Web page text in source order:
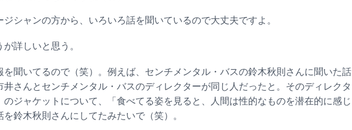
シャンの方から、いろいろ話を聞いているので大丈夫ですよ。
詳しいと思う。
聞いてるので（笑）。例えば、センチメンタル・バスの鈴木秋則さんに聞いた話
井さんとセンチメンタル・バスのディレクターが同じ人だったと。そのディレクタ
のジャケットについて、「食べてる姿を見ると、人間は性的なものを潜在的に感じ
鈴木秋則さんにしてたみたいで（笑）。